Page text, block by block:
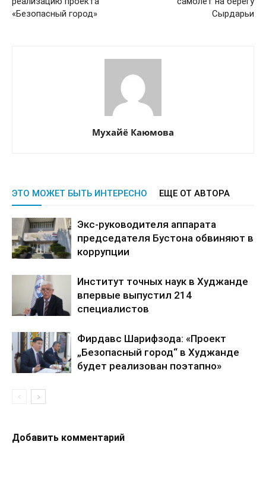
«Безопасный город»
Сырдарьи
Мухайё Каюмова
ЭТО МОЖЕТ БЫТЬ ИНТЕРЕСНО ЕЩЕ ОТ АВТОРА
Экс-руководителя аппарата
председателя Бустона обвиняют в
коррупции
Институт точных наук в Худжанде
впервые выпустил 214
специалистов
Фирдавс Шарифзода: «Проект
„Безопасный город“ в Худжанде
будет реализован поэтапно»
Добавить комментарий